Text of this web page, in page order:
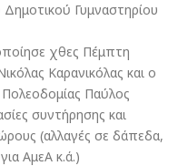
Γυμναστηρίου
χθες Πέμπτη
Καρανικόλας και ο
Παύλος
συντήρησης και
(αλλαγές σε δάπεδα,
ΑμεΑ κ.ά.)